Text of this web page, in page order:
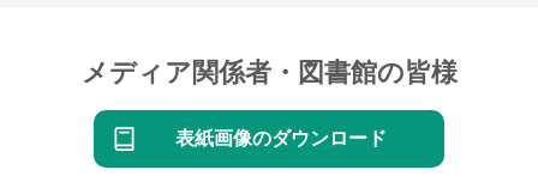
メディア関係者・図書館の皆様
表紙画像のダウンロード